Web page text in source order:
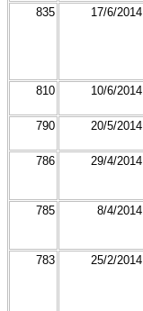
835
17/6/2014
810
10/6/2014
790
20/5/2014
786
29/4/2014
785
8/4/2014
783
25/2/2014